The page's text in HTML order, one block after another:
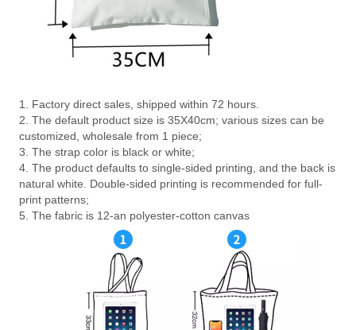
1. Factory direct sales, shipped within 72 hours.
2. The default product size is 35X40cm; various sizes can be
customized, wholesale from 1 piece;
3. The strap color is black or white;
4. The product defaults to single-sided printing, and the back is
natural white. Double-sided printing is recommended for full-
print patterns;
5. The fabric is 12-an polyester-cotton canvas